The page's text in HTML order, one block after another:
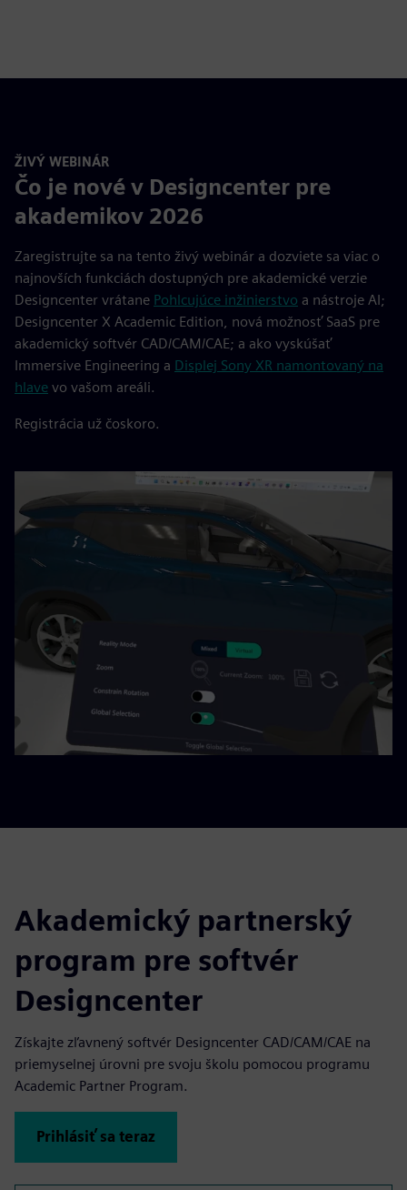
ŽIVÝ WEBINÁR
Čo je nové v Designcenter pre
akademikov 2026
Zaregistrujte sa na tento živý webinár a dozviete sa viac o
najnovších funkciách dostupných pre akademické verzie
Designcenter vrátane Pohlcujúce inžinierstvo a nástroje AI;
Designcenter X Academic Edition, nová možnosť SaaS pre
akademický softvér CAD/CAM/CAE; a ako vyskúšať
Immersive Engineering a Displej Sony XR namontovaný na
hlave vo vašom areáli.
Registrácia už čoskoro.
Akademický partnerský
program pre softvér
Designcenter
Získajte zľavnený softvér Designcenter CAD/CAM/CAE na
priemyselnej úrovni pre svoju školu pomocou programu
Academic Partner Program.
Prihlásiť sa teraz